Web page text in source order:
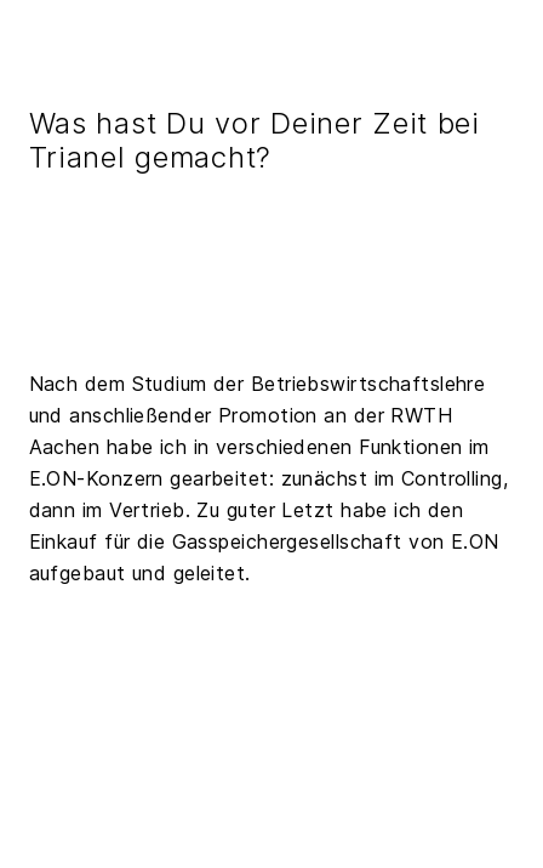
Was hast Du vor Deiner Zeit bei
Trianel gemacht?
Nach dem Studium der Betriebswirtschaftslehre
und anschließender Promotion an der RWTH
Aachen habe ich in verschiedenen Funktionen im
E.ON-Konzern gearbeitet: zunächst im Controlling,
dann im Vertrieb. Zu guter Letzt habe ich den
Einkauf für die Gasspeichergesellschaft von E.ON
aufgebaut und geleitet.